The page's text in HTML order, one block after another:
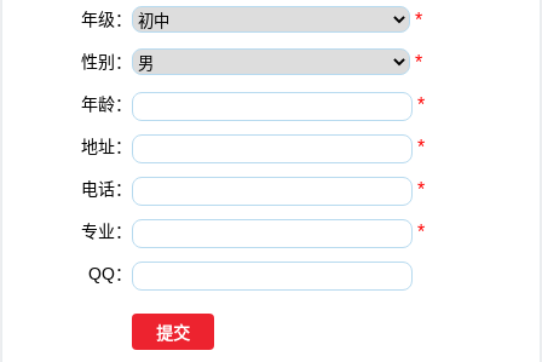
年级： *
性别： *
年龄： *
地址： *
电话： *
专业： *
QQ：